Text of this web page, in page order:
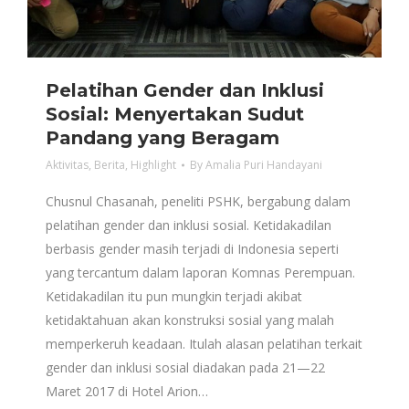
Pelatihan Gender dan Inklusi
Sosial: Menyertakan Sudut
Pandang yang Beragam
Aktivitas, Berita, Highlight ByAmalia Puri Handayani
Chusnul Chasanah, peneliti PSHK, bergabung dalam
pelatihan gender dan inklusi sosial. Ketidakadilan
berbasis gender masih terjadi di Indonesia seperti
yang tercantum dalam laporan Komnas Perempuan.
Ketidakadilan itu pun mungkin terjadi akibat
ketidaktahuan akan konstruksi sosial yang malah
memperkeruh keadaan. Itulah alasan pelatihan terkait
gender dan inklusi sosial diadakan pada 21—22
Maret 2017 di Hotel Arion…